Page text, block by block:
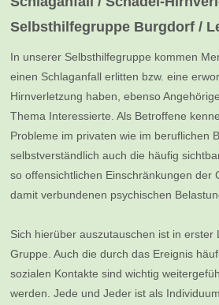
Selbsthilfegruppe Burgdorf /
In unserer Selbsthilfegruppe kommen
einen Schlaganfall erlitten bzw. eine
Hirnverletzung haben, ebenso
Thema Interessierte. Als Betroffene
Probleme im privaten wie im beruflichen
selbstverständlich auch die häufig
so offensichtlichen Einschränkungen der
damit verbundenen psychischen
Sich hierüber auszutauschen ist in erster
Gruppe. Auch die durch das Ereignis
sozialen Kontakte sind wichtig
werden. Jede und Jeder ist als